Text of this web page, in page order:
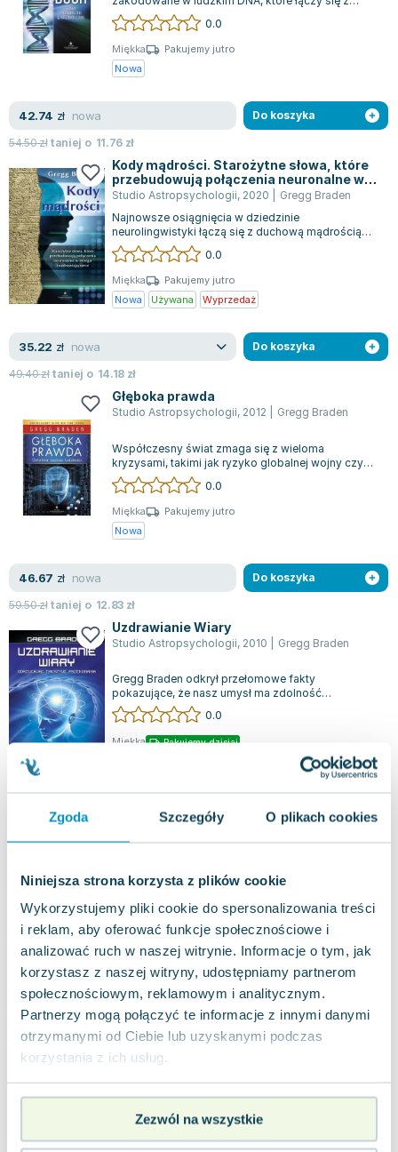
Zgoda Szczegóły O plikach cookies
Niniejsza strona korzysta z plików cookie
Wykorzystujemy pliki cookie do spersonalizowania treści
i reklam, aby oferować funkcje społecznościowe i
analizować ruch w naszej witrynie. Informacje o tym, jak
korzystasz z naszej witryny, udostępniamy partnerom
społecznościowym, reklamowym i analitycznym.
Partnerzy mogą połączyć te informacje z innymi danymi
otrzymanymi od Ciebie lub uzyskanymi podczas
korzystania z ich usług.
Zezwól na wszystkie
biblijnymi alfabetami, tworząc uniwersa...
0.0
Miękka
Pakujemy jutro
Nowa
42.74 zł nowa
54.50złtaniej o 11.76 zł
Do koszyka
Kody mądrości. Starożytne słowa, które
przebudowują połączenia neuronalne w
mózgu i uzdrawiają serce
Studio Astropsychologii, 2020
Gregg Braden
Najnowsze osiągnięcia w dziedzinie
neurolingwistyki łączą się z duchową mądrością
wieków, odkrywając niezwykły potencjał słów.
Eks...
0.0
Miękka
Pakujemy jutro
Nowa
Używana Wyprzedaż
35.22 zł nowa
49.40złtaniej o 14.18 zł
Do koszyka
Głęboka prawda
Studio Astropsychologii, 2012 Gregg Braden
Współczesny świat zmaga się z wieloma
kryzysami, takimi jak ryzyko globalnej wojny czy
zanieczyszczenie środowiska. Choć problemy...
0.0
Miękka
Pakujemy jutro
Nowa
46.67 zł nowa
59.50złtaniej o 12.83 zł
Do koszyka
Uzdrawianie Wiary
Studio Astropsychologii, 2010 Gregg Braden
Gregg Braden odkrył przełomowe fakty
pokazujące, że nasz umysł ma zdolność
przekształcania otoczenia oraz wpływania na stan
naszeg...
0.0
Miękka Pakujemy dzisiaj
zł jak nowa Do koszyka
Studio Astropsychologii 2009|
Gregg Braden w swojej książce „Tajemnice
zagubionej modlitwy” zaprasza czytelnika w
podróż w poszukiwaniu pocieszenia w obliczu lę...
0.0
Miękka Pakujemy dzisiaj
Używana
27.20zł jak nowa
złtaniej o
Do koszyka
Jak dokładnie działa placebo? Do jakiego stopnia